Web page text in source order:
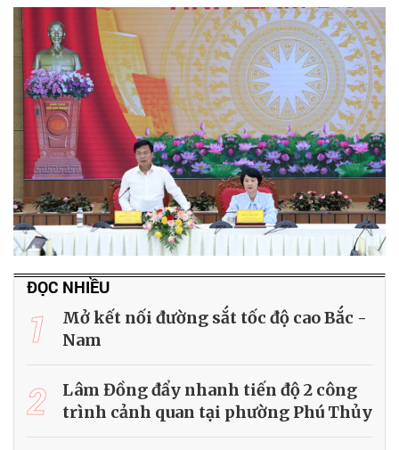
ĐỌC NHIỀU
1
Mở kết nối đường sắt tốc độ cao Bắc -
Nam
2
Lâm Đồng đẩy nhanh tiến độ 2 công
trình cảnh quan tại phường Phú Thủy